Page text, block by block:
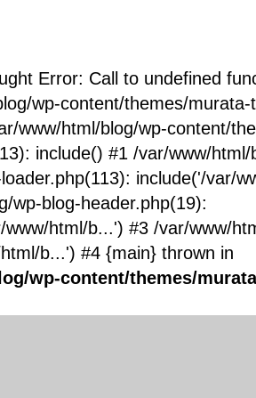
Error: Call to undefined
wp-content/themes/
www/html/blog/wp-content/
include() #1 /var/www/html/
include('/var/
wp-blog-header.php(19):
www/html/b...') #3 /var/www/
b...') #4 {main} thrown in
wp-content/themes/